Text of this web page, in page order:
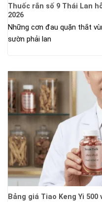
Thuốc rắn số 9 Thái Lan
2026
Những cơn đau quặn thắt
sườn phải lan
Bảng giá Tiao Keng Yi